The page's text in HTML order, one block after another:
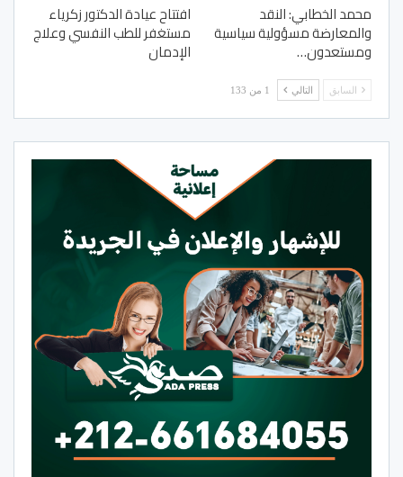
محمد الخطابي: النقد
والمعارضة مسؤولية سياسية
ومستعدون…
افتتاح عيادة الدكتور زكرياء
مستغفر للطب النفسي وعلاج
الإدمان
السابق التالي 1 من 133